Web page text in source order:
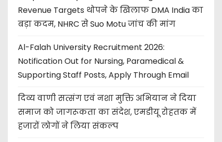
Revenue Targets थोपने के खिलाफ DMA India का
बड़ा कदम, NHRC से Suo Motu जांच की मांग
Al-Falah University Recruitment 2026:
Notification Out for Nursing, Paramedical &
Supporting Staff Posts, Apply Through Email
दिव्य वाणी सत्संग एवं नशा मुक्ति अभियान ने दिया
समाज को जागरूकता का संदेश, एमडीयू रोहतक में
हजारों लोगों ने लिया संकल्प